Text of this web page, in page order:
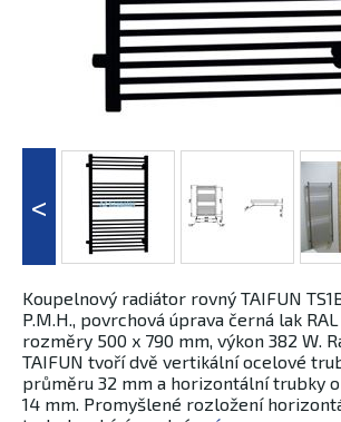
Koupelnový radiátor rovný TAIFUN
P.M.H., povrchová úprava černá lak
rozměry 500 x 790 mm, výkon 382 W.
TAIFUN tvoří dvě vertikální ocelové
průměru 32 mm a horizontální trubky
14 mm. Promyšlené rozložení